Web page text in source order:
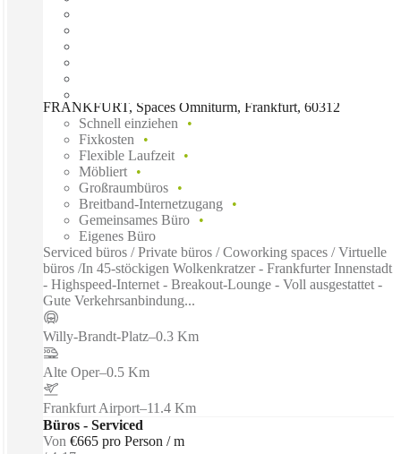
FRANKFURT, Spaces Omniturm, Frankfurt, 60312
Schnell einziehen
Fixkosten
Flexible Laufzeit
Möbliert
Großraumbüros
Breitband-Internetzugang
Gemeinsames Büro
Eigenes Büro
Serviced büros / Private büros / Coworking spaces / Virtuelle
büros /In 45-stöckigen Wolkenkratzer - Frankfurter Innenstadt
- Highspeed-Internet - Breakout-Lounge - Voll ausgestattet -
Gute Verkehrsanbindung...
Willy-Brandt-Platz–0.3 Km
Alte Oper–0.5 Km
Frankfurt Airport–11.4 Km
Büros - Serviced
Von €665 pro Person / m